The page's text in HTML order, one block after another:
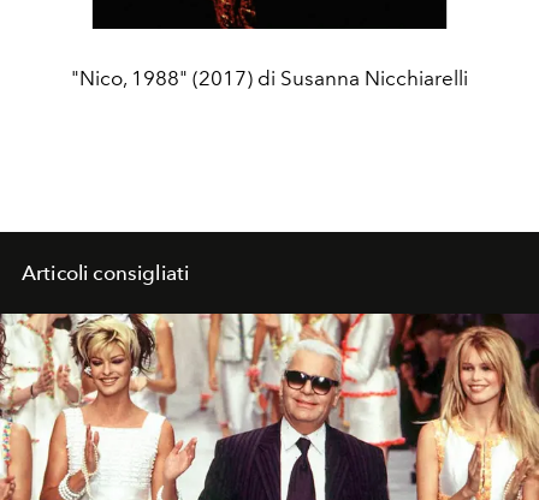
"Nico, 1988" (2017) di Susanna Nicchiarelli
Articoli consigliati